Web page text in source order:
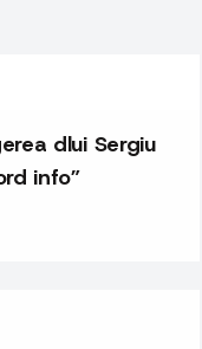
dlui Sergiu
info”